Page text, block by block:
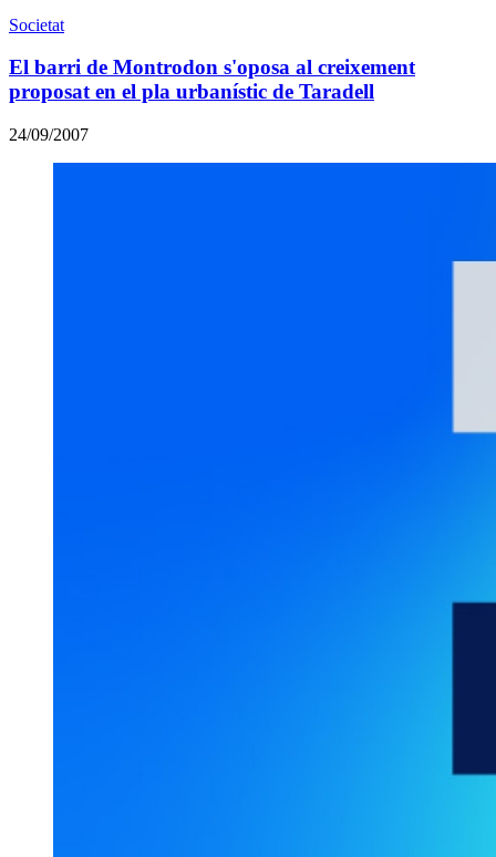
Societat
El barri de Montrodon s'oposa al creixement
proposat en el pla urbanístic de Taradell
24/09/2007